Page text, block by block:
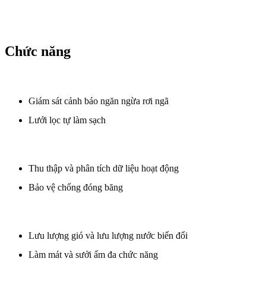
Chức năng
Giám sát cảnh báo ngăn ngừa rơi ngã
Lưới lọc tự làm sạch
Thu thập và phân tích dữ liệu hoạt động
Bảo vệ chống đóng băng
Lưu lượng gió và lưu lượng nước biến đổi
Làm mát và sưởi ấm đa chức năng